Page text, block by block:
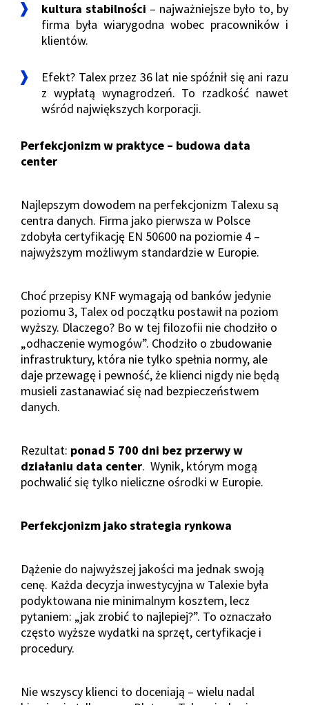
kultura stabilności – najważniejsze było to, by
firma była wiarygodna wobec pracowników i
klientów.
Efekt? Talex przez 36 lat nie spóźnił się ani razu
z wypłatą wynagrodzeń. To rzadkość nawet
wśród największych korporacji.
Perfekcjonizm w praktyce – budowa data
center
Najlepszym dowodem na perfekcjonizm Talexu są
centra danych. Firma jako pierwsza w Polsce
zdobyła certyfikację EN 50600 na poziomie 4 –
najwyższym możliwym standardzie w Europie.
Choć przepisy KNF wymagają od banków jedynie
poziomu 3, Talex od początku postawił na poziom
wyższy. Dlaczego? Bo w tej filozofii nie chodziło o
„odhaczenie wymogów”. Chodziło o zbudowanie
infrastruktury, która nie tylko spełnia normy, ale
daje przewagę i pewność, że klienci nigdy nie będą
musieli zastanawiać się nad bezpieczeństwem
danych.
Rezultat: ponad 5 700 dni bez przerwy w
działaniu data center. Wynik, którym mogą
pochwalić się tylko nieliczne ośrodki w Europie.
Perfekcjonizm jako strategia rynkowa
Dążenie do najwyższej jakości ma jednak swoją
cenę. Każda decyzja inwestycyjna w Talexie była
podyktowana nie minimalnym kosztem, lecz
pytaniem: „jak zrobić to najlepiej?”. To oznaczało
często wyższe wydatki na sprzęt, certyfikacje i
procedury.
Nie wszyscy klienci to doceniają – wielu nadal